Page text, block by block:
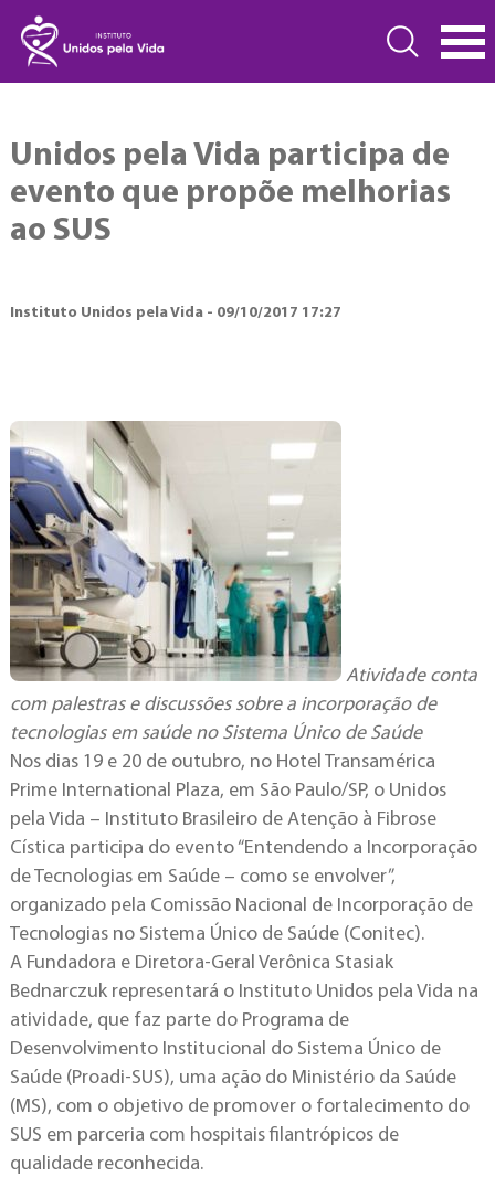
Unidos pela Vida participa de
evento que propõe melhorias
ao SUS
Instituto Unidos pela Vida - 09/10/2017 17:27
Atividade conta
com palestras e discussões sobre a incorporação de
tecnologias em saúde no Sistema Único de Saúde
Nos dias 19 e 20 de outubro, no Hotel Transamérica
Prime International Plaza, em São Paulo/SP, o Unidos
pela Vida – Instituto Brasileiro de Atenção à Fibrose
Cística participa do evento “Entendendo a Incorporação
de Tecnologias em Saúde – como se envolver”,
organizado pela Comissão Nacional de Incorporação de
Tecnologias no Sistema Único de Saúde (Conitec).
A Fundadora e Diretora-Geral Verônica Stasiak
Bednarczuk representará o Instituto Unidos pela Vida na
atividade, que faz parte do Programa de
Desenvolvimento Institucional do Sistema Único de
Saúde (Proadi-SUS), uma ação do Ministério da Saúde
(MS), com o objetivo de promover o fortalecimento do
SUS em parceria com hospitais filantrópicos de
qualidade reconhecida.